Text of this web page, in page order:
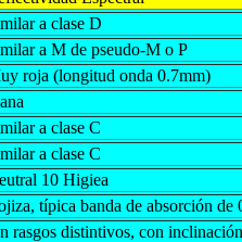
a clase D
a M de pseudo-M o P
roja (longitud onda 0.7mm)
a clase C
a clase C
10 Higiea
típica banda de absorción de
rasgos distintivos, con